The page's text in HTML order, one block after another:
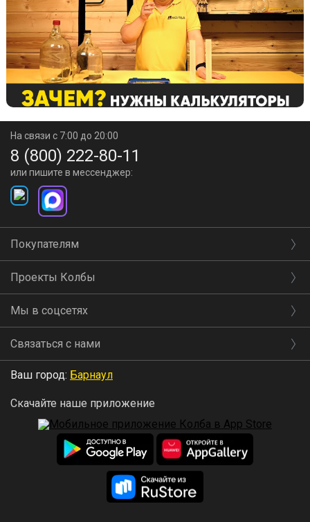
На связи с 7:00 до 20:00
8 (800) 222-80-11
или пишите в мессенджер:
Покупателям
Проекты Колбы
Мы в соцсетях
Связаться с нами
Ваш город: Барнаул
Скачайте наше приложение